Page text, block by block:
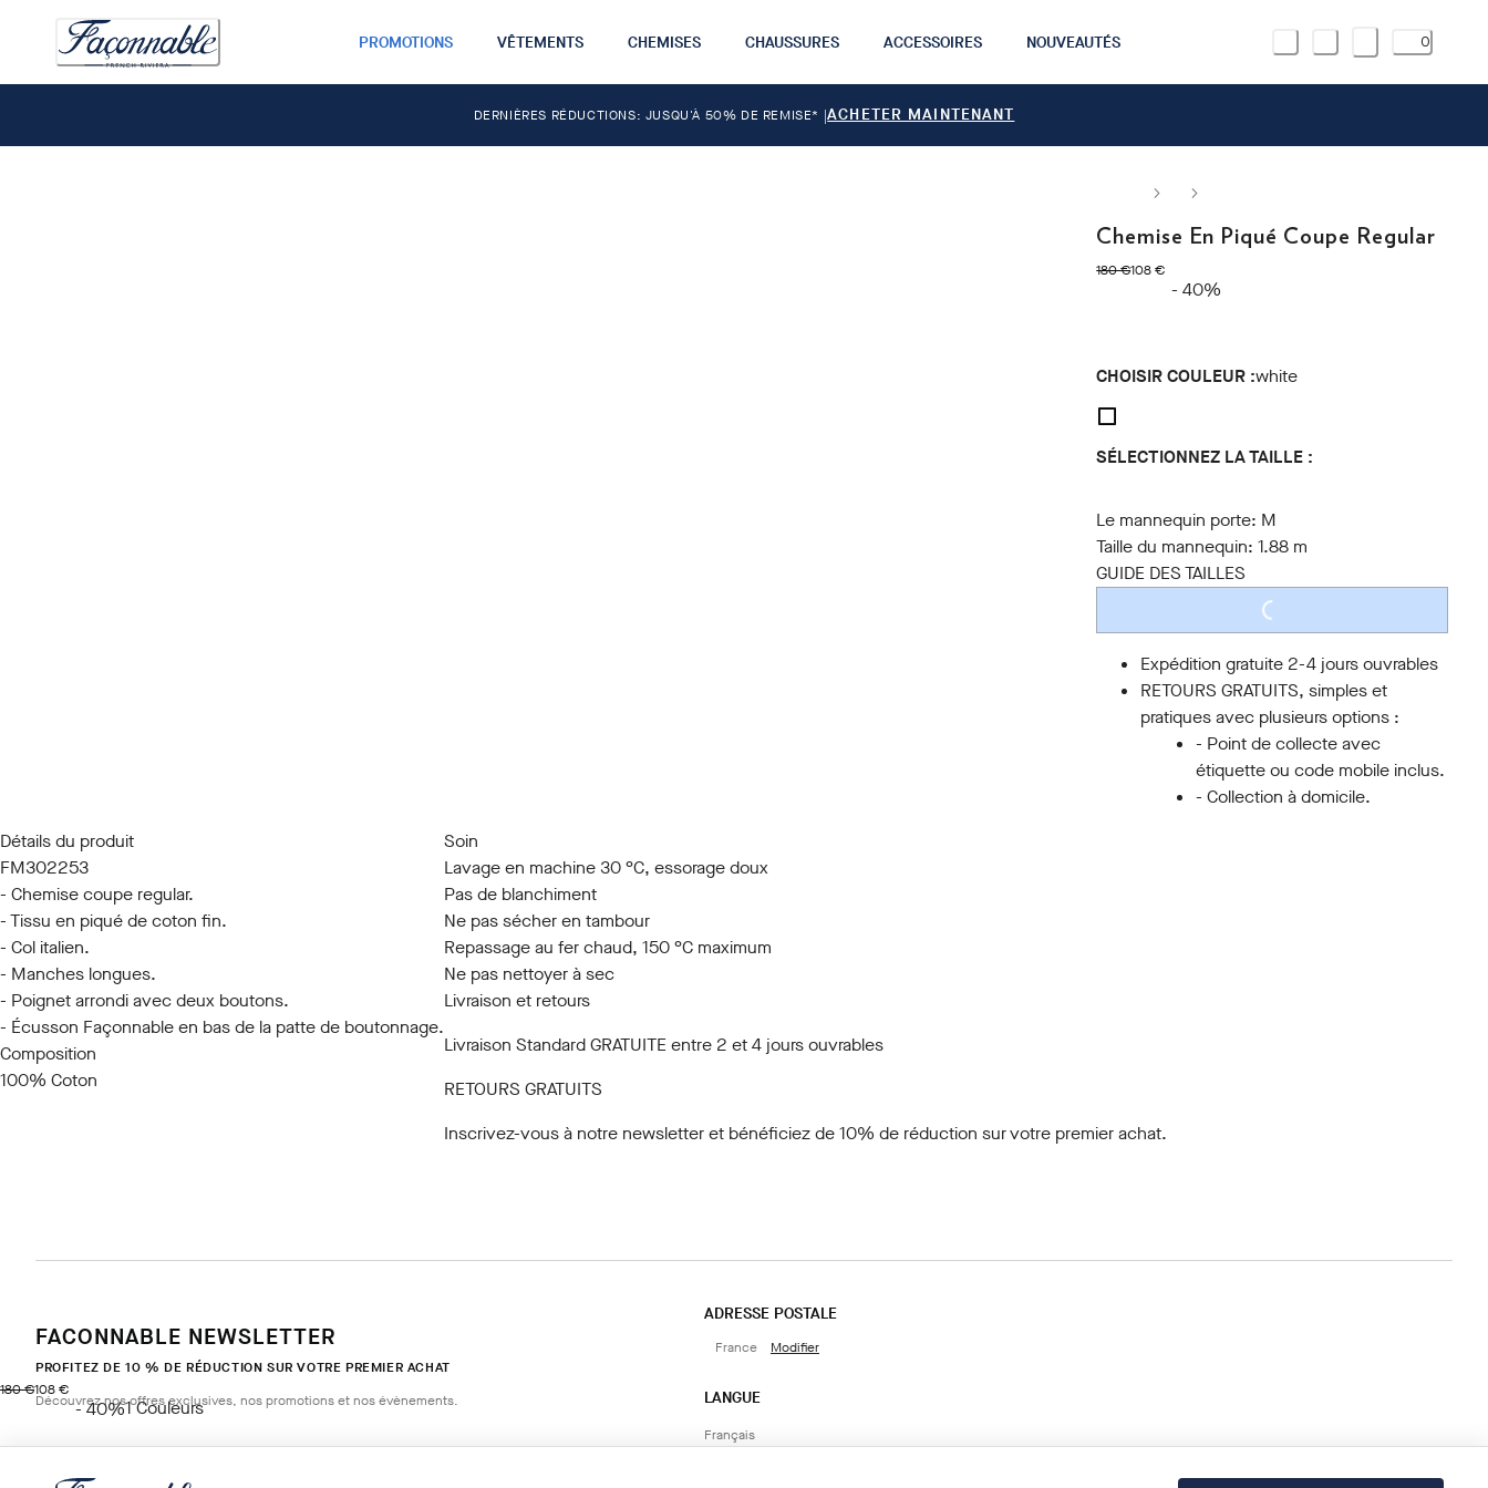
PROMOTIONS VÊTEMENTS CHEMISES CHAUSSURES ACCESSOIRES NOUVEAUTÉS 0
DERNIÈRES RÉDUCTIONS: JUSQU'À 50% DE REMISE* |ACHETER MAINTENANT
Chemise En Piqué Coupe Regular
180 €
original price 180 €
108 €
current price 108 €
- 40%
CHOISIR COULEUR :white
SÉLECTIONNEZ LA TAILLE :
Le mannequin porte: M
Taille du mannequin:1.88 m
GUIDE DES TAILLES
LOADING...
Expédition gratuite 2-4 jours ouvrables
RETOURS GRATUITS, simples et
pratiques avec plusieurs options :
- Point de collecte avec
étiquette ou code mobile inclus.
- Collection à domicile.
Détails du produit
FM302253
- Chemise coupe regular.
- Tissu en piqué de coton fin.
- Col italien.
- Manches longues.
- Poignet arrondi avec deux boutons.
- Écusson Façonnable en bas de la patte de boutonnage.
Composition
100% Coton
Soin
Lavage en machine 30 °C, essorage doux
Pas de blanchiment
Ne pas sécher en tambour
Repassage au fer chaud, 150 °C maximum
Ne pas nettoyer à sec
Livraison et retours
Livraison Standard GRATUITE entre 2 et 4 jours ouvrables
RETOURS GRATUITS
Inscrivez-vous à notre newsletteret bénéficiez de 10% de réduction sur votre premier achat.
180 €
original price 180 €
108 €
current price 108 €
- 40%1Couleurs
FACONNABLE NEWSLETTER
PROFITEZ DE 10 % DE RÉDUCTION SUR VOTRE PREMIER ACHAT
Découvrez nos offres exclusives, nos promotions et nos évènements.
ADRESSE POSTALE
France Modifier
LANGUE
Français